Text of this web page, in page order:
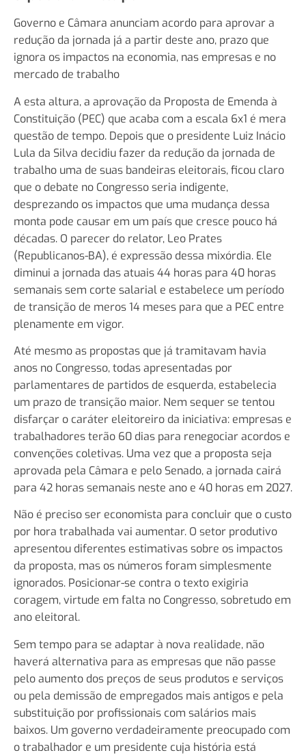
Governo e Câmara anunciam acordo para aprovar a
redução da jornada já a partir deste ano, prazo que
ignora os impactos na economia, nas empresas e no
mercado de trabalho
A esta altura, a aprovação da Proposta de Emenda à
Constituição (PEC) que acaba com a escala 6x1 é mera
questão de tempo. Depois que o presidente Luiz Inácio
Lula da Silva decidiu fazer da redução da jornada de
trabalho uma de suas bandeiras eleitorais, ficou claro
que o debate no Congresso seria indigente,
desprezando os impactos que uma mudança dessa
monta pode causar em um país que cresce pouco há
décadas. O parecer do relator, Leo Prates
(Republicanos-BA), é expressão dessa mixórdia. Ele
diminui a jornada das atuais 44 horas para 40 horas
semanais sem corte salarial e estabelece um período
de transição de meros 14 meses para que a PEC entre
plenamente em vigor.
Até mesmo as propostas que já tramitavam havia
anos no Congresso, todas apresentadas por
parlamentares de partidos de esquerda, estabelecia
um prazo de transição maior. Nem sequer se tentou
disfarçar o caráter eleitoreiro da iniciativa: empresas e
trabalhadores terão 60 dias para renegociar acordos e
convenções coletivas. Uma vez que a proposta seja
aprovada pela Câmara e pelo Senado, a jornada cairá
para 42 horas semanais neste ano e 40 horas em 2027.
Não é preciso ser economista para concluir que o custo
por hora trabalhada vai aumentar. O setor produtivo
apresentou diferentes estimativas sobre os impactos
da proposta, mas os números foram simplesmente
ignorados. Posicionar-se contra o texto exigiria
coragem, virtude em falta no Congresso, sobretudo em
ano eleitoral.
Sem tempo para se adaptar à nova realidade, não
haverá alternativa para as empresas que não passe
pelo aumento dos preços de seus produtos e serviços
ou pela demissão de empregados mais antigos e pela
substituição por profissionais com salários mais
baixos. Um governo verdadeiramente preocupado com
o trabalhador e um presidente cuja história está